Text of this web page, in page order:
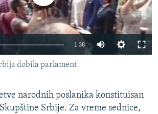
U BIH 2024.
240p 360p
1:38
480p
dobila parlament
narodnih poslanika konstituisan
Srbije. Za vreme sednice,